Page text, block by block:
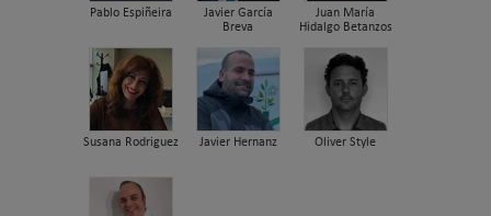
Pablo Espiñeira
Javier García
Breva
Juan María
Hidalgo Betanzos
Susana Rodriguez Javier Hernanz Oliver Style